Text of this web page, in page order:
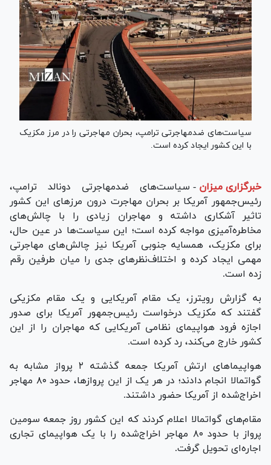
سیاست‌های ضدمهاجرتی ترامپ، بحران مهاجرتی را در مرز مکزیک
با این کشور ایجاد کرده است.
خبرگزاری میزان - سیاست‌های ضدمهاجرتی دونالد ترامپ،
رئیس‌جمهور آمریکا بر بحران مهاجرت درون مرز‌های این کشور
تاثیر آشکاری داشته و مهاجران زیادی را با چالش‌های
مخاطره‌آمیزی مواجه کرده است؛ این سیاست‌ها در عین حال،
برای مکزیک، همسایه جنوبی آمریکا نیز چالش‌های مهاجرتی
مهمی ایجاد کرده و اختلاف‌نظر‌های جدی را میان طرفین رقم
زده است.
به گزارش رویترز، یک مقام آمریکایی و یک مقام مکزیکی
گفتند که مکزیک درخواست رئیس‌جمهور آمریکا برای صدور
اجازه فرود هواپیمای نظامی آمریکایی که مهاجران را از این
کشور خارج می‌کند، رد کرده است.
هواپیما‌های ارتش آمریکا جمعه گذشته ۲ پرواز مشابه به
گواتمالا انجام دادند؛ در هر یک از این پروازها، حدود ۸۰ مهاجر
اخراج‌شده از آمریکا حضور داشتند.
مقام‌های گواتمالا اعلام کردند که این کشور روز جمعه سومین
پرواز با حدود ۸۰ مهاجر اخراج‌شده را با یک هواپیمای تجاری
اجاره‌ای تحویل گرفت.